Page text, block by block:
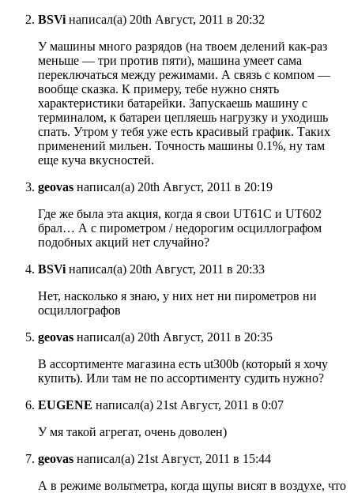
BSVi написал(а) 20th Август, 2011 в 20:32
У машины много разрядов (на твоем делений как-раз
меньше — три против пяти), машина умеет сама
переключаться между режимами. А связь с компом —
вообще сказка. К примеру, тебе нужно снять
характеристики батарейки. Запускаешь машину с
терминалом, к батареи цепляешь нагрузку и уходишь
спать. Утром у тебя уже есть красивый график. Таких
применений мильен. Точность машины 0.1%, ну там
еще куча вкусностей.
geovas написал(а) 20th Август, 2011 в 20:19
Где же была эта акция, когда я свои UT61C и UT602
брал… А с пирометром / недорогим осциллографом
подобных акций нет случайно?
BSVi написал(а) 20th Август, 2011 в 20:33
Нет, насколько я знаю, у них нет ни пирометров ни
осциллографов
geovas написал(а) 20th Август, 2011 в 20:35
В ассортименте магазина есть ut300b (который я хочу
купить). Или там не по ассортименту судить нужно?
EUGENE написал(а) 21st Август, 2011 в 0:07
У мя такой агрегат, очень доволен)
geovas написал(а) 21st Август, 2011 в 15:44
А в режиме вольтметра, когда щупы висят в воздухе, что